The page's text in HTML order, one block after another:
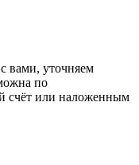
вами, уточняем
по
счёт или наложенным